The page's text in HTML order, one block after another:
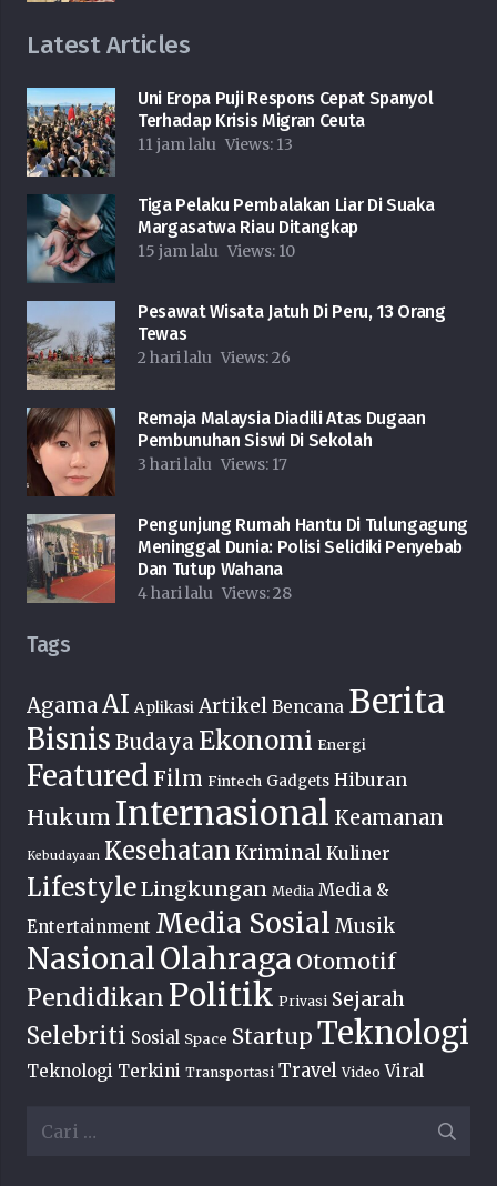
Latest Articles
Uni Eropa Puji Respons Cepat Spanyol
Terhadap Krisis Migran Ceuta
11 jam lalu Views: 13
Tiga Pelaku Pembalakan Liar Di Suaka
Margasatwa Riau Ditangkap
15 jam lalu Views: 10
Pesawat Wisata Jatuh Di Peru, 13 Orang
Tewas
2 hari lalu Views:26
Remaja Malaysia Diadili Atas Dugaan
Pembunuhan Siswi Di Sekolah
3 hari lalu Views: 17
Pengunjung Rumah Hantu Di Tulungagung
Meninggal Dunia: Polisi Selidiki Penyebab
Dan Tutup Wahana
4 hari lalu Views:28
Tags
AgamaAI Aplikasi Artikel Bencana Berita
Bisnis Budaya Ekonomi Energi
Featured Film Fintech Gadgets Hiburan
Hukum Internasional Keamanan
Kebudayaan Kesehatan Kriminal Kuliner
LifestyleLingkungan Media Media &
Entertainment Media Sosial Musik
NasionalOlahraga Otomotif
Pendidikan Politik Privasi Sejarah
Selebriti Sosial Space Startup Teknologi
Teknologi Terkini Transportasi Travel Video Viral
Cari